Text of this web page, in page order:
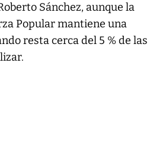
Sánchez, aunque la
Popular mantiene una
resta cerca del 5 % de las